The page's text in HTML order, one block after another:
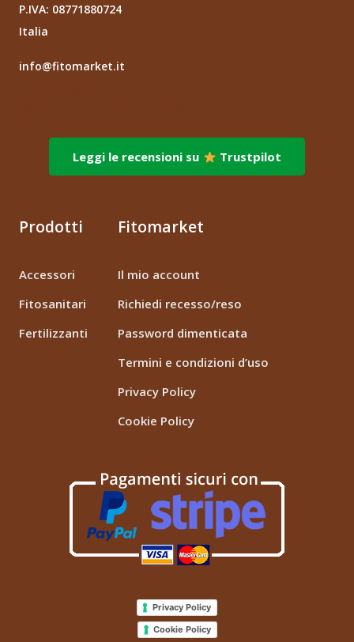
P.IVA: 08771880724
Italia
info@fitomarket.it
Leggi le recensioni su Trustpilot
Prodotti
Accessori
Fitosanitari
Fertilizzanti
Fitomarket
Il mio account
Richiedi recesso/reso
Password dimenticata
Termini e condizioni d’uso
Privacy Policy
Cookie Policy
Privacy Policy
Cookie Policy